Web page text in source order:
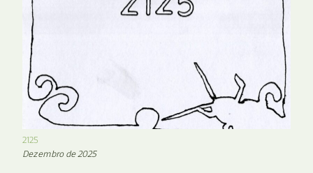
2125
Dezembro de 2025